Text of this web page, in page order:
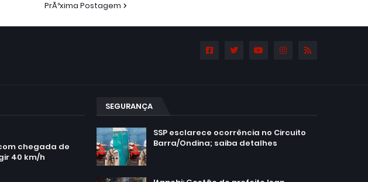
PrÃ³xima Postagem
chegada de
40 km/h
SEGURANÇA
SSP esclarece ocorrência no Circuito
Barra/Ondina; saiba detalhes